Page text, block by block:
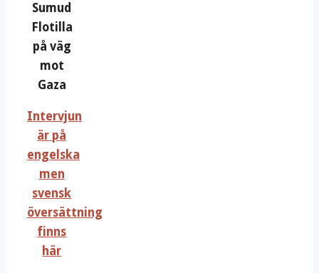
Sumud
Flotilla
på väg
mot
Gaza
Intervjun
är på
engelska
men
svensk
översättning
finns
här